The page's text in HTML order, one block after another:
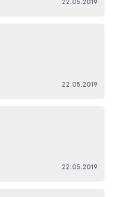
22.05.2019
22.05.2019